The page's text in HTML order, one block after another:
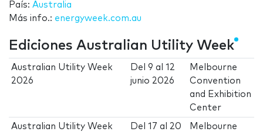
País: Australia
Más info.: energyweek.com.au
Ediciones Australian Utility Week
Australian Utility Week
2026
Del9 al12
junio 2026
Melbourne
Convention
and Exhibition
Center
Australian Utility Week
Del17 al 20
Melbourne